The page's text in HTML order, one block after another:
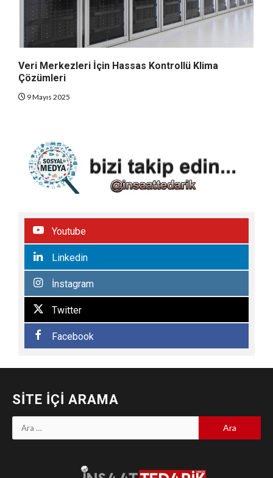
Veri Merkezleri İçin Hassas Kontrollü Klima
Çözümleri
9 Mayıs 2025
Youtube
Linkedin
İnstagram
Twitter
Facebook
SITE İÇI ARAMA
Arama: